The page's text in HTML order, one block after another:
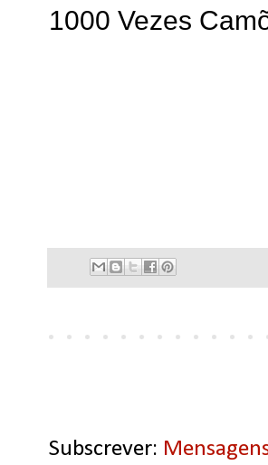
1000 Vezes
Subscrever: